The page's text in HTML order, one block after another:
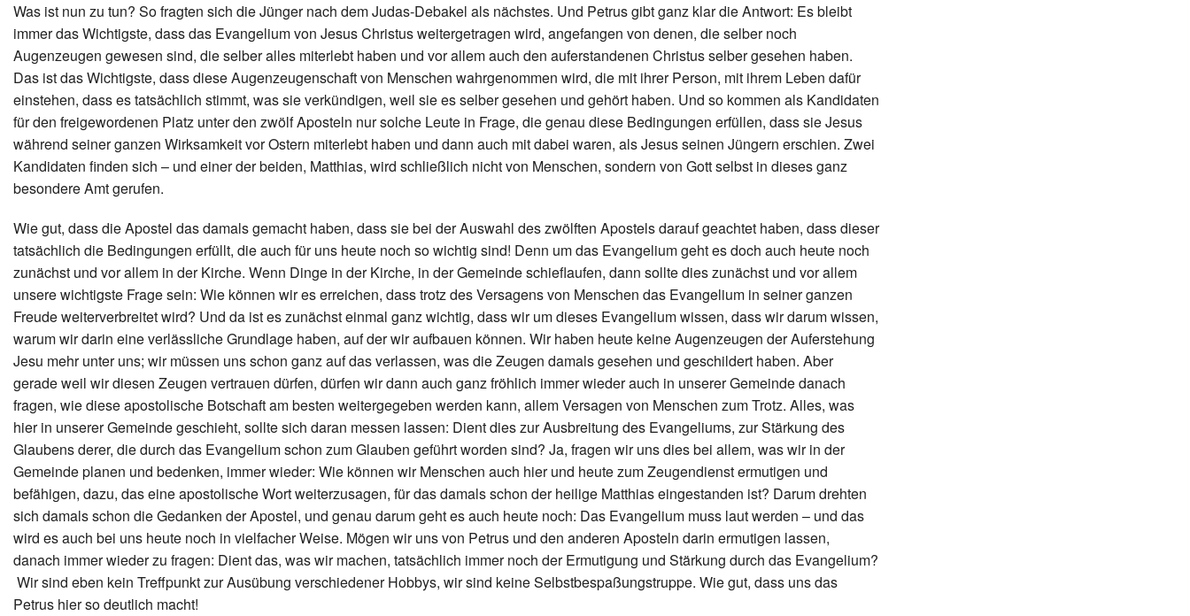
Was ist nun zu tun? So fragten sich die Jünger nach dem Judas-Debakel als nächstes. Und Petrus gibt ganz klar die Antwort: Es bleibt
immer das Wichtigste, dass das Evangelium von Jesus Christus weitergetragen wird, angefangen von denen, die selber noch
Augenzeugen gewesen sind, die selber alles miterlebt haben und vor allem auch den auferstandenen Christus selber gesehen haben.
Das ist das Wichtigste, dass diese Augenzeugenschaft von Menschen wahrgenommen wird, die mit ihrer Person, mit ihrem Leben dafür
einstehen, dass es tatsächlich stimmt, was sie verkündigen, weil sie es selber gesehen und gehört haben. Und so kommen als Kandidaten
für den freigewordenen Platz unter den zwölf Aposteln nur solche Leute in Frage, die genau diese Bedingungen erfüllen, dass sie Jesus
während seiner ganzen Wirksamkeit vor Ostern miterlebt haben und dann auch mit dabei waren, als Jesus seinen Jüngern erschien. Zwei
Kandidaten finden sich – und einer der beiden, Matthias, wird schließlich nicht von Menschen, sondern von Gott selbst in dieses ganz
besondere Amt gerufen.
Wie gut, dass die Apostel das damals gemacht haben, dass sie bei der Auswahl des zwölften Apostels darauf geachtet haben, dass dieser
tatsächlich die Bedingungen erfüllt, die auch für uns heute noch so wichtig sind! Denn um das Evangelium geht es doch auch heute noch
zunächst und vor allem in der Kirche. Wenn Dinge in der Kirche, in der Gemeinde schieflaufen, dann sollte dies zunächst und vor allem
unsere wichtigste Frage sein: Wie können wir es erreichen, dass trotz des Versagens von Menschen das Evangelium in seiner ganzen
Freude weiterverbreitet wird? Und da ist es zunächst einmal ganz wichtig, dass wir um dieses Evangelium wissen, dass wir darum wissen,
warum wir darin eine verlässliche Grundlage haben, auf der wir aufbauen können. Wir haben heute keine Augenzeugen der Auferstehung
Jesu mehr unter uns; wir müssen uns schon ganz auf das verlassen, was die Zeugen damals gesehen und geschildert haben. Aber
gerade weil wir diesen Zeugen vertrauen dürfen, dürfen wir dann auch ganz fröhlich immer wieder auch in unserer Gemeinde danach
fragen, wie diese apostolische Botschaft am besten weitergegeben werden kann, allem Versagen von Menschen zum Trotz. Alles, was
hier in unserer Gemeinde geschieht, sollte sich daran messen lassen: Dient dies zur Ausbreitung des Evangeliums, zur Stärkung des
Glaubens derer, die durch das Evangelium schon zum Glauben geführt worden sind? Ja, fragen wir uns dies bei allem, was wir in der
Gemeinde planen und bedenken, immer wieder: Wie können wir Menschen auch hier und heute zum Zeugendienst ermutigen und
befähigen, dazu, das eine apostolische Wort weiterzusagen, für das damals schon der heilige Matthias eingestanden ist? Darum drehten
sich damals schon die Gedanken der Apostel, und genau darum geht es auch heute noch: Das Evangelium muss laut werden – und das
wird es auch bei uns heute noch in vielfacher Weise. Mögen wir uns von Petrus und den anderen Aposteln darin ermutigen lassen,
danach immer wieder zu fragen: Dient das, was wir machen, tatsächlich immer noch der Ermutigung und Stärkung durch das Evangelium?
Wir sind eben kein Treffpunkt zur Ausübung verschiedener Hobbys, wir sind keine Selbstbespaßungstruppe. Wie gut, dass uns das
Petrus hier so deutlich macht!